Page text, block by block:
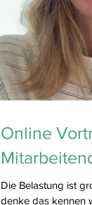
Online
Die Belastung ist
denke das kennen